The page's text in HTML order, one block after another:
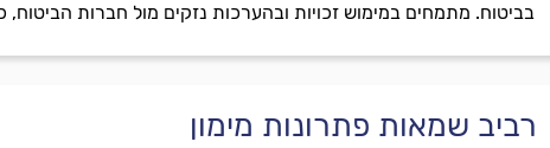
בביטוח. מתמחים במימוש זכויות ובהערכות נזקים מול חברות
רביב שמאות פתרונות מימון